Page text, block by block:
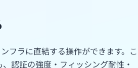
フラに直結する操作ができます。こ
認証の強度・フィッシング耐性・